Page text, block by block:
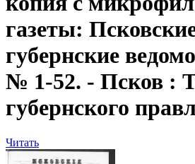
газеты:
губернские
№ 1-52. - Псков :
губернского
Читать